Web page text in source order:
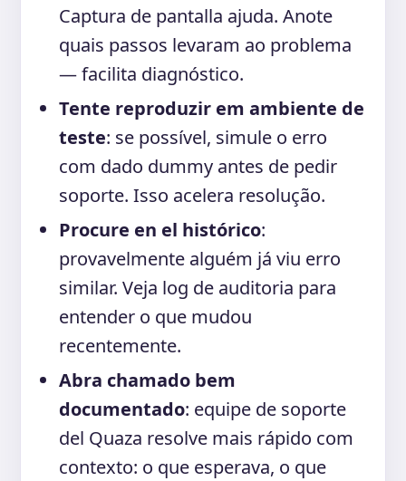
Captura de pantalla ajuda. Anote
quais passos levaram ao problema
— facilita diagnóstico.
Tente reproduzir em ambiente de
teste: se possível, simule o erro
com dado dummy antes de pedir
soporte. Isso acelera resolução.
Procure en el histórico:
provavelmente alguém já viu erro
similar. Veja log de auditoria para
entender o que mudou
recentemente.
Abra chamado bem
documentado: equipe de soporte
del Quaza resolve mais rápido com
contexto: o que esperava, o que